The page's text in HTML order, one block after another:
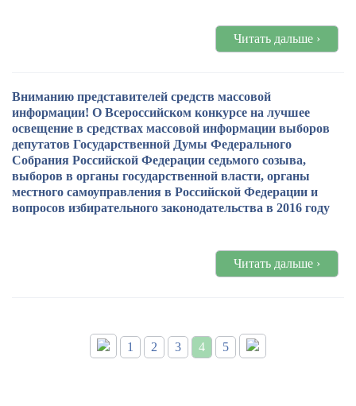
Читать дальше ›
Вниманию представителей средств массовой
информации! О Всероссийском конкурсе на лучшее
освещение в средствах массовой информации выборов
депутатов Государственной Думы Федерального
Собрания Российской Федерации седьмого созыва,
выборов в органы государственной власти, органы
местного самоуправления в Российской Федерации и
вопросов избирательного законодательства в 2016 году
Читать дальше ›
1 2 3 4 5